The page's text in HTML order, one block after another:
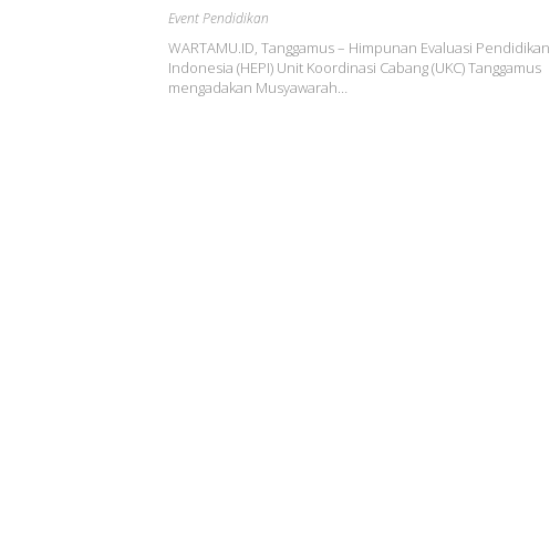
Event Pendidikan
WARTAMU.ID, Tanggamus – Himpunan Evaluasi Pendidikan
Indonesia (HEPI) Unit Koordinasi Cabang (UKC) Tanggamus
mengadakan Musyawarah…